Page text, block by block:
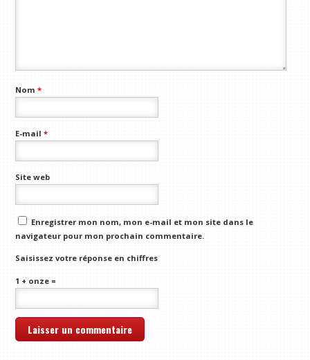
Nom*
E-mail*
Site web
Enregistrer mon nom, mon e-mail et mon site dans le
navigateur pour mon prochain commentaire.
Saisissez votre réponse en chiffres
1 + onze =